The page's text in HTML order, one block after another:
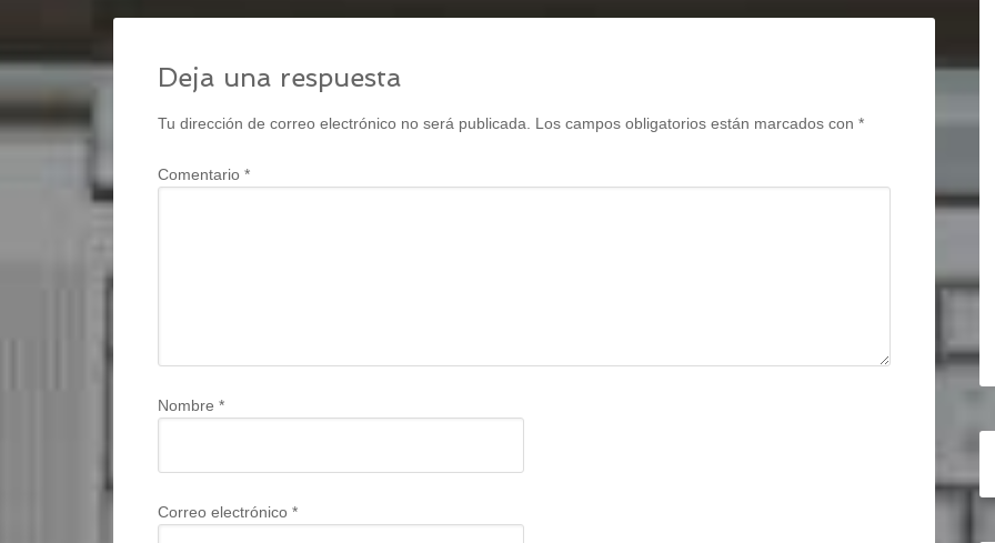
Deja una respuesta
Tu dirección de correo electrónico no será publicada. Los campos obligatorios están marcados con *
Comentario *
Nombre *
Correo electrónico *